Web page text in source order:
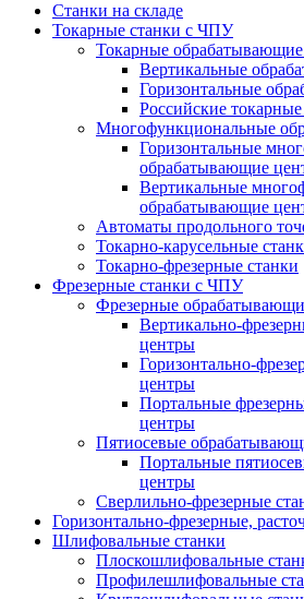
Станки на складе
Токарные станки с ЧПУ
Токарные
Вертикальные
Горизонтальные
Российские токарные
Многофункциональные
Горизонтальные
обрабатывающие
Вертикальные
обрабатывающие
Автоматы продольного
Токарно-карусельные
Токарно-фрезерные станки
Фрезерные станки с ЧПУ
Фрезерные
Вертикально-
центры
Горизонтально-
центры
Портальные
центры
Пятиосевые
Портальные
центры
Сверлильно-фрезерные
Горизонтально-фрезерные,
Шлифовальные станки
Плоскошлифовальные
Профилешлифовальные